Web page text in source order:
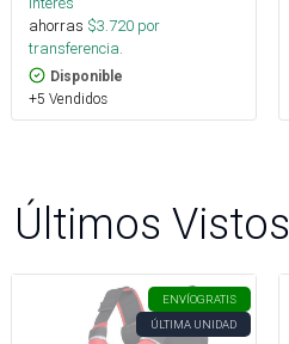
ahorras $3.720 por
transferencia.
Disponible
+5 Vendidos
Últimos Vistos
ENVÍOGRATIS
ÚLTIMA UNIDAD